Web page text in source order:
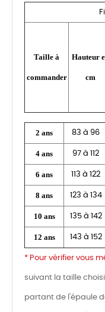
Taille à
commander
Hauteur
cm
2 ans 83 à 96
4 ans 97 à 112
6 ans 113 à 122
8 ans 123 à 134
10 ans 135 à 142
12 ans 143 à 152
* Pour vérifier vous
suivant la taille
partant de l'épaule